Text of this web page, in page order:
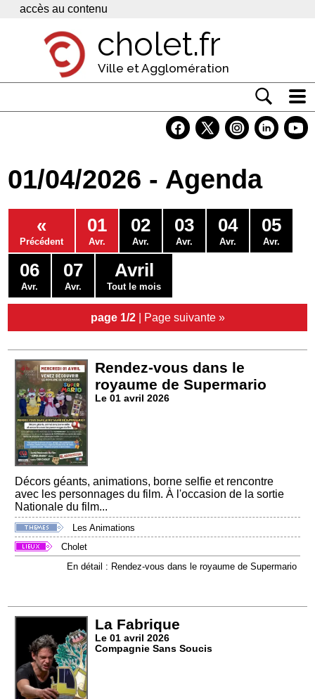
Panneau de gestion des cookies
accès au contenu
cholet.fr
Ville et Agglomération
Economie
Services
Contacts
01/04/2026 - Agenda
«
Précédent
01
Avr.
02
Avr.
03
Avr.
04
Avr.
05
Avr.
06
Avr.
07
Avr.
Avril
Tout le mois
page 1/2| Page suivante »
Rendez-vous dans le
royaume de Supermario
Le 01 avril 2026
Décors géants, animations, borne selfie et rencontre
avec les personnages du film. À l'occasion de la sortie
Nationale du film...
Les Animations
Cholet
En détail : Rendez-vous dans le royaume de Supermario
La Fabrique
Le 01 avril 2026
Compagnie Sans Soucis